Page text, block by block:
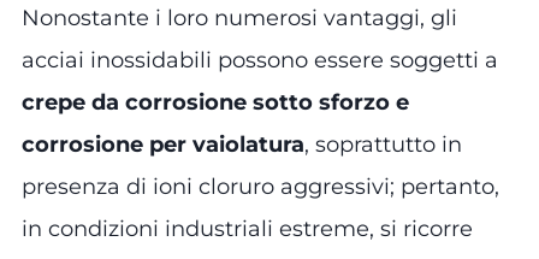
Nonostante i loro numerosi vantaggi, gli
acciai inossidabili possono essere soggetti a
crepe da corrosione sotto sforzo e
corrosione per vaiolatura, soprattutto in
presenza di ioni cloruro aggressivi; pertanto,
in condizioni industriali estreme, si ricorre